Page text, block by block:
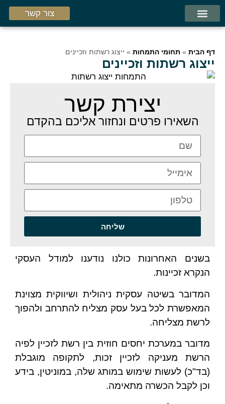
צור קשר
דף הבית » תחומי התמחות » ייצוג רשתות וזכיינים
ייצוג רשתות וזכיינים
יצירת קשר
השאירו פרטים ונחזור אליכם בהקדם
שליחה
בשנים האחרונות כולנו נודענו למודל העסקי
הנקרא זכיינות.
המדובר בשיטה עסקית ניהולית ושיווקית מצוינת
המאפשרת לכל בעל עסק מצליח להתרחב ולהפוך
לרשת מצליחה.
מדובר במערכת יחסים חוזית בין רשת לזכיין לפיה
הרשת מעניקה לזכיין זכות, לתקופה מוגבלת
(בד"כ) לעשות שימוש במותג שלה, במוניטין, בידע
וכן לקבל הכשרה מתאימה.